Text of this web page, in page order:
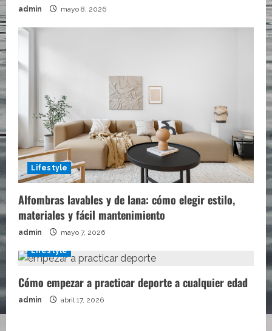
admin mayo 8, 2026
Lifestyle
Alfombras lavables y de lana: cómo elegir estilo,
materiales y fácil mantenimiento
admin mayo 7, 2026
Lifestyle
Cómo empezar a practicar deporte a cualquier edad
admin abril 17, 2026